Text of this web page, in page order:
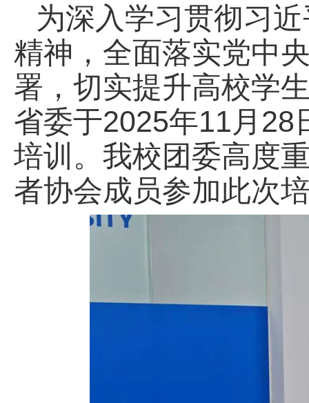
为深入学习贯彻习
精神，全面落实党中
署，切实提升高校学
省委于2025年11月28
培训。我校团委高度
者协会成员参加此次